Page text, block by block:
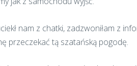
nam z chatki, zadzwoniłam z
przeczekać tą szatańską pogodę.